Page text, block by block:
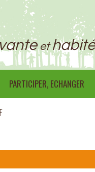
et
PARTICIPER, ECHANGER